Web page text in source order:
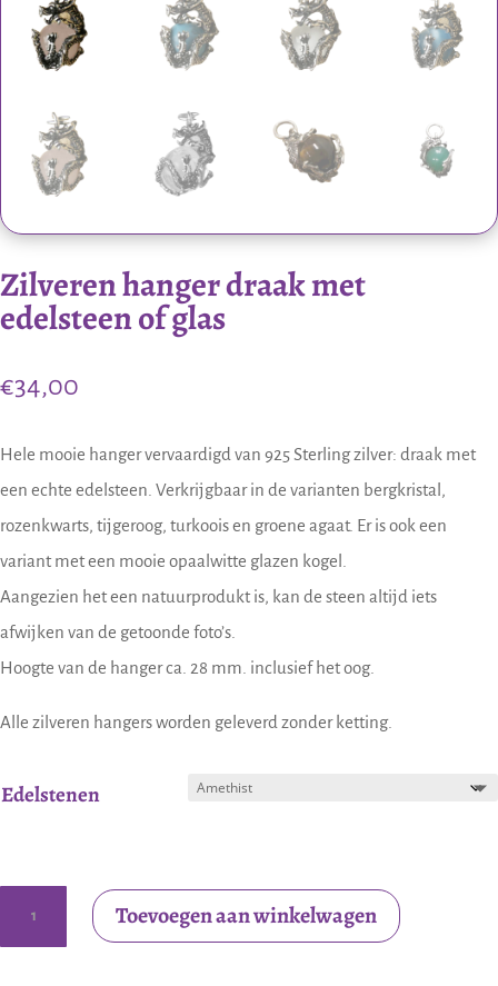
Zilveren hanger draak met
edelsteen of glas
€34,00
Hele mooie hanger vervaardigd van 925 Sterling zilver: draak met
een echte edelsteen. Verkrijgbaar in de varianten bergkristal,
rozenkwarts, tijgeroog, turkoois en groene agaat. Er is ook een
variant met een mooie opaalwitte glazen kogel.
Aangezien het een natuurprodukt is, kan de steen altijd iets
afwijken van de getoonde foto’s.
Hoogte van de hanger ca. 28 mm. inclusief het oog.
Alle zilveren hangers worden geleverd zonder ketting.
Edelstenen
Toevoegen aan winkelwagen